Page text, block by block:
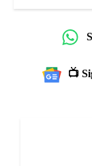
📺